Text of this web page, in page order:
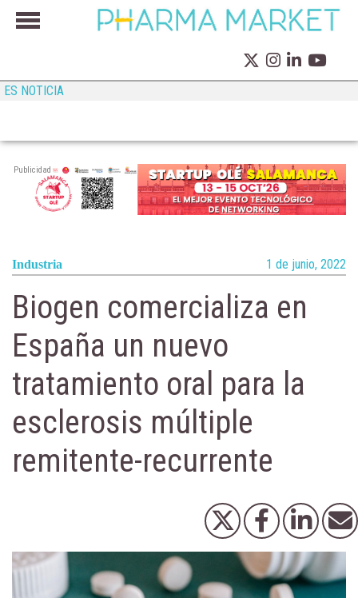
ES NOTICIA
Publicidad
Industria 1 de junio, 2022
Biogen comercializa en
España un nuevo
tratamiento oral para la
esclerosis múltiple
remitente-recurrente